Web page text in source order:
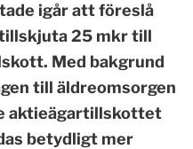
igår att föreslå
25 mkr till
Med bakgrund
till äldreomsorgen
aktieägartillskottet
betydligt mer